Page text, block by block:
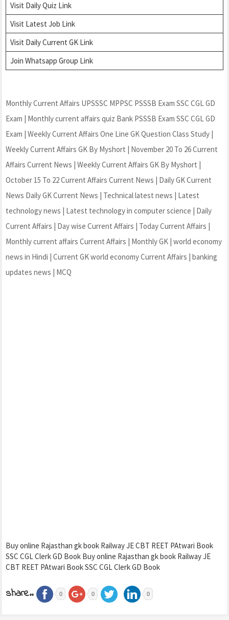
Visit Daily Quiz Link
Visit Latest Job Link
Visit Daily Current GK Link
Join Whatsapp Group Link
Monthly Current Affairs UPSSSC MPPSC PSSSB Exam SSC CGL GD
Exam | Monthly current affairs quiz Bank PSSSB Exam SSC CGL GD
Exam | Weekly Current Affairs One Line GK Question Class Study |
Weekly Current Affairs GK By Myshort | November 20 To 26 Current
Affairs Current News | Weekly Current Affairs GK By Myshort |
October 15 To 22 Current Affairs Current News | Daily GK Current
News Daily GK Current News | Technical latest news | Latest
technology news | Latest technology in computer science | Daily
Current Affairs | Day wise Current Affairs | Today Current Affairs |
Monthly current affairs Current Affairs | Monthly GK | world economy
news in Hindi | Current GK world economy Current Affairs | banking
updates news | MCQ
Buy online Rajasthan gk book Railway JE CBT REET PAtwari Book
SSC CGL Clerk GD Book Buy online Rajasthan gk book Railway JE
CBT REET PAtwari Book SSC CGL Clerk GD Book
share.. 0 0 0